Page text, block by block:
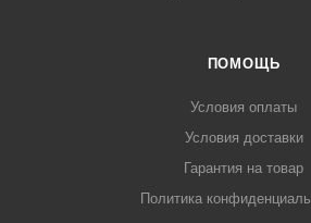
ПОМОЩЬ
Условия оплаты
Условия доставки
Гарантия на товар
Политика